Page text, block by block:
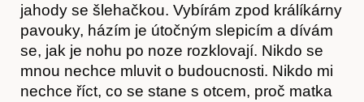
jahody se šlehačkou. Vybírám zpod králíkárny
pavouky, házím je útočným slepicím a dívám
se, jak je nohu po noze rozklovají. Nikdo se
mnou nechce mluvit o budoucnosti. Nikdo mi
nechce říct, co se stane s otcem, proč matka